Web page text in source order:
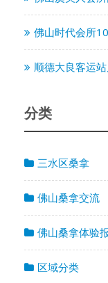
佛山时代会所
顺德大良客运
分类
三水区桑拿
佛山桑拿交流
佛山桑拿体验
区域分类